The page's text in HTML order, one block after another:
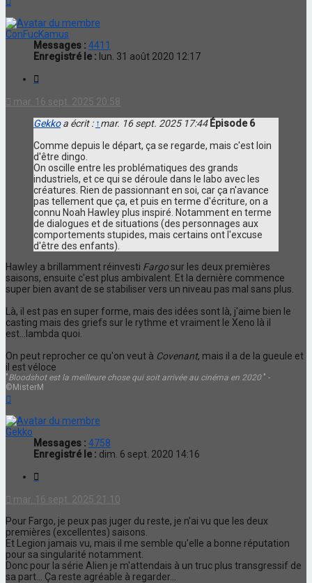
ConFucKamus
Messages : 4411
Enregistré le : lun. 31 août 2020 12:17
mar. 16 sept. 2025 20:58
Gekkoa écrit : ↑mar. 16 sept. 2025 17:44 Épisode 6
Comme depuis le départ, ça se regarde, mais c'est loin
d'être dingo.
On oscille entre les problématiques des grands
industriels, et ce qui se déroule dans le labo avec les
créatures. Rien de passionnant en soi, car ça n'avance
pas tellement que ça, et puis en terme d'écriture, on a
connu Noah Hawley plus inspiré. Notamment en terme
de dialogues et de situations (des personnages aux
comportements stupides, mais certains ont l'excuse
d'être des enfants).
Hawley a brillamment réinvesti Fargosur les deux premières
saisons, ensuite c'est plus ambivalent. Et la dernière commence
super bien avant de se stabiliser vers un niveau pas mal sans plus.
Là, il est pas en super forme, mais des idées sont là, j'aime bien le
casting mais des griefs sur le rythme et vraiment le Xeno là il
est...lambda quoi.
On peut reprocher ce qu'on veut à Covenant, mais il a de la gueule et
il est véloce
"Bloodshot est la meilleure chose qui soit arrivée au cinéma en 2020 " -
©MisterM
Gekko
Messages : 4758
Enregistré le : dim. 6 sept. 2020 14:16
mar. 16 sept. 2025 21:10
Pour Fargo, je peux pas juger du reste, je n'ai vu que les deux
premières (excellentes) saisons.
Et Legion jamais vu, mais il me semble qu'elle a bonne réputation
pour sa singularité notamment.
Donc pour la série Alien je m'attendais à un truc plus transgressif de
sa part... Ça reste agréable à regarder...